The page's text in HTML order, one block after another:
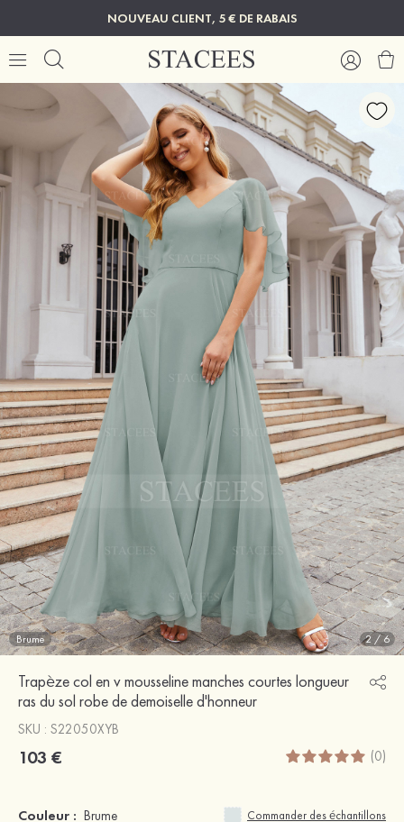
NOUVEAU CLIENT, 5 € DE RABAIS
Brume 2 /6
Trapèze col en v mousseline manches courtes longueur
ras du sol robe de demoiselle d'honneur
SKU : S22050XYB
103 € (0)
Couleur : Brume Commander des échantillons